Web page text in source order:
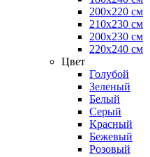
200х220 см
210х230 см
200х230 см
220х240 см
Цвет
Голубой
Зеленый
Белый
Серый
Красный
Бежевый
Розовый